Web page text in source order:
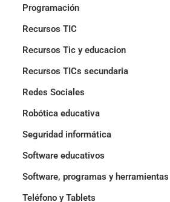
Programación
Recursos TIC
Recursos Tic y educacion
Recursos TICs secundaria
Redes Sociales
Robótica educativa
Seguridad informática
Software educativos
Software, programas y herramientas
Teléfono y Tablets